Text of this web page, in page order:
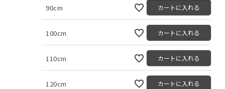
90cm カートに入れる
100cm カートに入れる
110cm カートに入れる
120cm カートに入れる